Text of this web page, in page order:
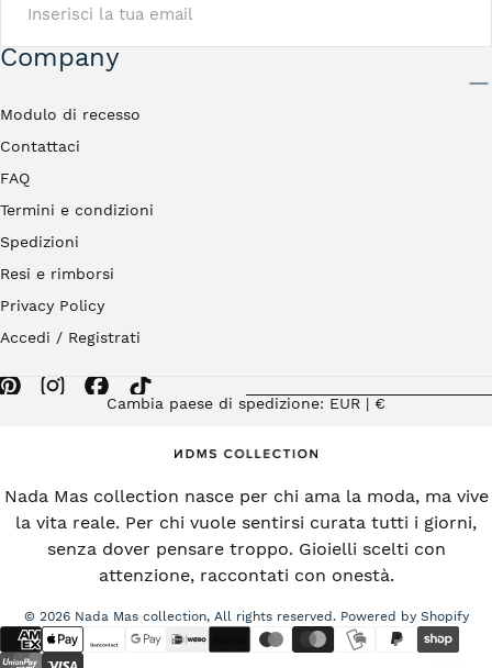
Company
Modulo di recesso
Contattaci
FAQ
Termini e condizioni
Spedizioni
Resi e rimborsi
Privacy Policy
Accedi / Registrati
Cambia paese di spedizione: EUR | €
Nada Mas collection nasce per chi ama la moda, ma vive
la vita reale. Per chi vuole sentirsi curata tutti i giorni,
senza dover pensare troppo. Gioielli scelti con
attenzione, raccontati con onestà.
© 2026 Nada Mas collection, All rights reserved. Powered by Shopify
{"title"=>"Metodi